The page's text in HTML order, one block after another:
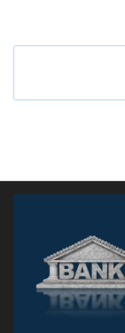
Что будет